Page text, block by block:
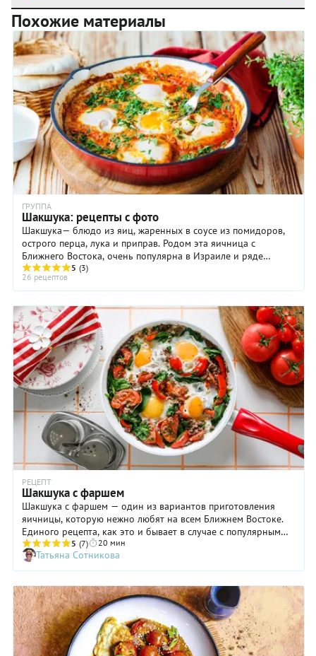
Похожие материалы
ГРУППА
Шакшука: рецепты с фото
Шакшука— блюдо из яиц, жаренных в соусе из помидоров,
острого перца, лукa и приправ. Родом эта яичница с
Ближнего Востока, очень популярна в Израиле и ряде
арабских стран. Готовится обычно на завтрак, а подается с
лепешками, хлебом или питой. Кстати, основа шакшуки без
яиц называется матбуха.
5 (3)
26 рецептов
РЕЦЕПТ
Шакшука с фаршем
Шакшука с фаршем — один из вариантов приготовления
яичницы, которую нежно любят на всем Ближнем Востоке.
Единого рецепта, как это и бывает в случае с популярным
блюдом, нет и быть не может, так как едва ли не каждая
хозяйка привносит в него что-то свое. Обычно яичницу
готовят на завтрак, но шакшука с фаршем получается
настолько сытной, что вполне может стать обедом или
ужином. Впрочем, если вам предстоит долгий и физически
тяжелый рабочий день, съешьте это блюдо утром, чтобы не
думать о еде аж до самого вечера.
5 (7) 20 мин
Татьяна Сотникова